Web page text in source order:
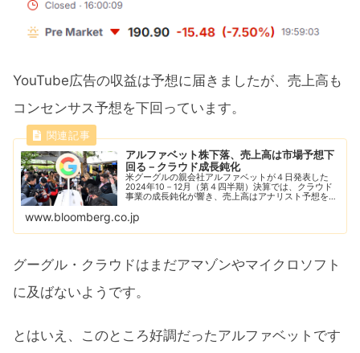
YouTube広告の収益は予想に届きましたが、売上高も
コンセンサス予想を下回っています。
アルファベット株下落、売上高は市場予想下
回る－クラウド成長鈍化
米グーグルの親会社アルファベットが４日発表した
2024年10－12月（第４四半期）決算では、クラウド
事業の成長鈍化が響き、売上高はアナリスト予想を下
www.bloomberg.co.jp
グーグル・クラウドはまだアマゾンやマイクロソフト
に及ばないようです。
とはいえ、このところ好調だったアルファベットです